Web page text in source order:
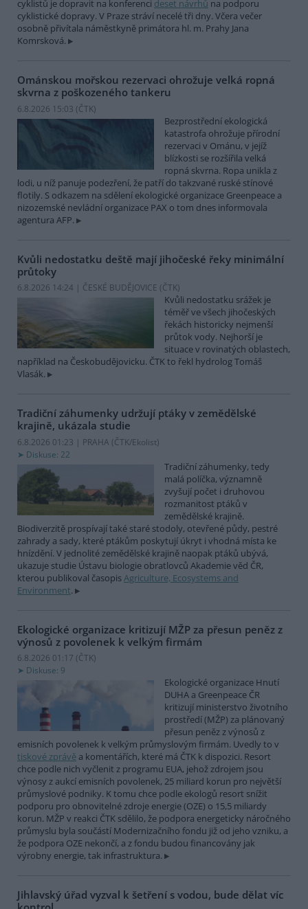
cyklistů je dopravit na konferenci deset návrhů na podporu
cyklistické dopravy. V Praze stráví necelé tři dny. Včera večer
osobně přivítala náměstkyně primátora hl. m. Prahy Jana
Komrsková.
Ománskou mořskou rezervaci ohrožuje velká ropná
skvrna z poškozeného tankeru
6.8.2026 15:03 (ČTK)
Bezprostřední ekologická
katastrofa ohrožuje přírodní
rezervaci v Ománu, v jejíž
blízkosti se rozšířila velká
ropná skvrna. Ropa unikla z
lodi, u níž panuje podezření, že patří do takzvané ruské stínové
flotily. S odkazem na sdělení ekologické organizace Greenpeace a
nizozemské nevládní organizace PAX o tom dnes informovala
agentura AFP.
Kvůli nedostatku deště mají jihočeské řeky minimální
průtoky
6.8.2026 14:24 | ČESKÉ BUDĚJOVICE (ČTK)
Kvůli nedostatku srážek je
téměř ve všech jihočeských
řekách historicky nejmenší
průtok vody. Nejhorší je
situace v rovinatých oblastech,
například na Českobudějovicku. ČTK to řekl hydrolog Tomáš
Vlasák.
Tradiční záhumenky udržují ptáky v zemědělské
krajině, ukázala studie
6.8.2026 01:23 | PRAHA (ČTK/Ekolist)
Diskuse: 22
Tradiční záhumenky, tedy
malá políčka, významně
zvyšují počet i druhovou
rozmanitost ptáků v
zemědělské krajině.
Biodiverzitě prospívají také staré stodoly, otevřené půdy, pestré
zahrady a sady, které ptákům poskytují úkryt i vhodná místa ke
hnízdění. V jednolité zemědělské krajině naopak ptáků ubývá,
ukazuje studie Ústavu biologie obratlovců Akademie věd ČR,
kterou publikoval časopisAgriculture, Ecosystems and
Environment.
Ekologické organizace kritizují MŽP za přesun peněz z
výnosů z povolenek k velkým firmám
6.8.2026 01:17 (ČTK)
Diskuse: 9
Ekologické organizace Hnutí
DUHA a Greenpeace ČR
kritizují ministerstvo životního
prostředí (MŽP) za plánovaný
přesun peněz z výnosů z
emisních povolenek k velkým průmyslovým firmám. Uvedly to v
tiskové zprávě a komentářích, které má ČTK k dispozici. Resort
chce podle nich vyčlenit z programu EUA, jehož zdrojem jsou
výnosy z aukcí emisních povolenek, 25 miliard korun pro největší
průmyslové podniky. K tomu chce podle ekologů resort snížit
podporu pro obnovitelné zdroje energie (OZE) o 15,5 miliardy
korun. MŽP v reakci ČTK sdělilo, že podpora energeticky náročného
průmyslu byla součástí Modernizačního fondu již od jeho vzniku, a
že podpora OZE nekončí, a z fondu budou financovány jak
výrobny energie, tak infrastruktura.
Jihlavský úřad vyzval k šetření s vodou, bude dělat víc